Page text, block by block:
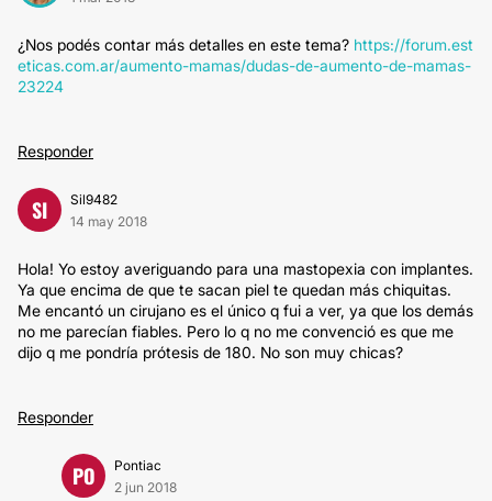
¿Nos podés contar más detalles en este tema? https://forum.est
eticas.com.ar/aumento-mamas/dudas-de-aumento-de-mamas-
23224
Responder
SI
Sil9482
14 may 2018
Hola! Yo estoy averiguando para una mastopexia con implantes.
Ya que encima de que te sacan piel te quedan más chiquitas.
Me encantó un cirujano es el único q fui a ver, ya que los demás
no me parecían fiables. Pero lo q no me convenció es que me
dijo q me pondría prótesis de 180. No son muy chicas?
Responder
PO
Pontiac
2 jun 2018